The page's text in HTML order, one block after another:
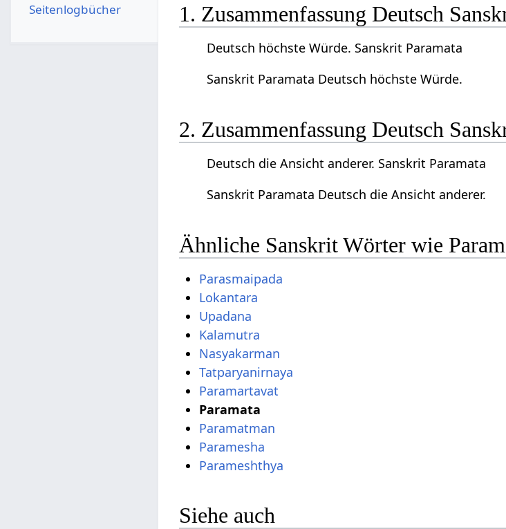
1. Zusammenfassung Deutsch
Deutsch höchste Würde. Sanskrit Paramata
Sanskrit Paramata Deutsch höchste Würde.
2. Zusammenfassung Deutsch
Deutsch die Ansicht anderer. Sanskrit Paramata
Sanskrit Paramata Deutsch die Ansicht anderer.
Ähnliche Sanskrit Wörter wie
Parasmaipada
Lokantara
Upadana
Kalamutra
Nasyakarman
Tatparyanirnaya
Paramartavat
Paramata
Paramatman
Paramesha
Parameshthya
Siehe auch
Seitenlogbücher